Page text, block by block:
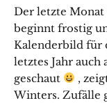
Der letzte Monat
beginnt frostig
Kalenderbild für
letztes Jahr auch
geschaut
,
Winters. Zufälle